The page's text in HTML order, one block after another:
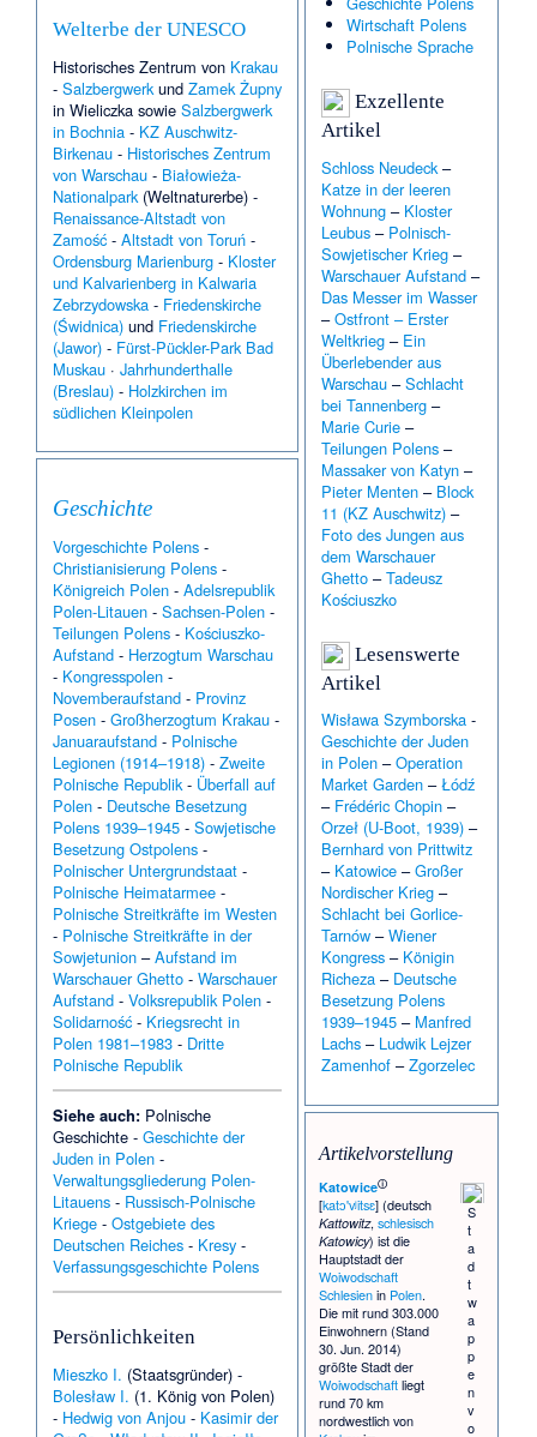
Welterbe der UNESCO
Historisches Zentrum von Krakau
-Salzbergwerk undZamek Żupny
in Wieliczka sowieSalzbergwerk
in Bochnia - KZ Auschwitz-
Birkenau - Historisches Zentrum
von Warschau - Białowieża-
Nationalpark (Weltnaturerbe) -
Renaissance-Altstadt von
Zamość -Altstadt von Toruń -
Ordensburg Marienburg - Kloster
und Kalvarienberg in Kalwaria
Zebrzydowska - Friedenskirche
(Świdnica) und Friedenskirche
(Jawor) - Fürst-Pückler-Park Bad
Muskau ·Jahrhunderthalle
(Breslau) - Holzkirchen im
südlichen Kleinpolen
Geschichte
Vorgeschichte Polens -
Christianisierung Polens -
Königreich Polen -Adelsrepublik
Polen-Litauen -Sachsen-Polen -
Teilungen Polens - Kościuszko-
Aufstand - Herzogtum Warschau
- Kongresspolen -
Novemberaufstand - Provinz
Posen -Großherzogtum Krakau -
Januaraufstand - Polnische
Legionen (1914–1918) -Zweite
Polnische Republik- Überfall auf
Polen - Deutsche Besetzung
Polens 1939–1945 -Sowjetische
Besetzung Ostpolens -
Polnischer Untergrundstaat -
Polnische Heimatarmee -
Polnische Streitkräfte im Westen
- Polnische Streitkräfte in der
Sowjetunion –Aufstand im
Warschauer Ghetto -Warschauer
Aufstand -Volksrepublik Polen -
Solidarność - Kriegsrecht in
Polen 1981–1983 - Dritte
Polnische Republik
Siehe auch: Polnische
Geschichte -Geschichte der
Juden in Polen -
Verwaltungsgliederung Polen-
Litauens - Russisch-Polnische
Kriege -Ostgebiete des
Deutschen Reiches - Kresy -
Verfassungsgeschichte Polens
Persönlichkeiten
Mieszko I. (Staatsgründer) -
Bolesław I. (1. König von Polen)
- Hedwig von Anjou - Kasimir der
Wirtschaft Polens
Polnische Sprache
Exzellente
Artikel
Schloss Neudeck –
Katze in der leeren
Wohnung – Kloster
Leubus – Polnisch-
Sowjetischer Krieg –
Warschauer Aufstand –
Das Messer im Wasser
–Ostfront – Erster
Weltkrieg – Ein
Überlebender aus
Warschau –Schlacht
bei Tannenberg –
Marie Curie –
Teilungen Polens –
Massaker von Katyn –
Pieter Menten – Block
11 (KZ Auschwitz) –
Foto des Jungen aus
dem Warschauer
Ghetto –Tadeusz
Kościuszko
Lesenswerte
Artikel
Wisława Szymborska -
Geschichte der Juden
in Polen –Operation
Market Garden –Łódź
– Frédéric Chopin –
Orzeł (U-Boot, 1939) –
Bernhard von Prittwitz
– Katowice –Großer
Nordischer Krieg –
Schlacht bei Gorlice-
Tarnów –Wiener
Kongress – Königin
Richeza – Deutsche
Besetzung Polens
1939–1945 – Manfred
Lachs – Ludwik Lejzer
Zamenhof –Zgorzelec
Artikelvorstellung
S
t
a
d
t
w
a
p
p
e
n
v
o
Katowiceⓘ
[katɔ'vʲitsɛ] (deutsch
Kattowitz,schlesisch
Katowicy) ist die
Hauptstadt der
Woiwodschaft
Schlesienin Polen.
Die mit rund 303.000
Einwohnern (Stand
30. Jun. 2014)
größte Stadt der
Woiwodschaftliegt
rund 70 km
nordwestlich von